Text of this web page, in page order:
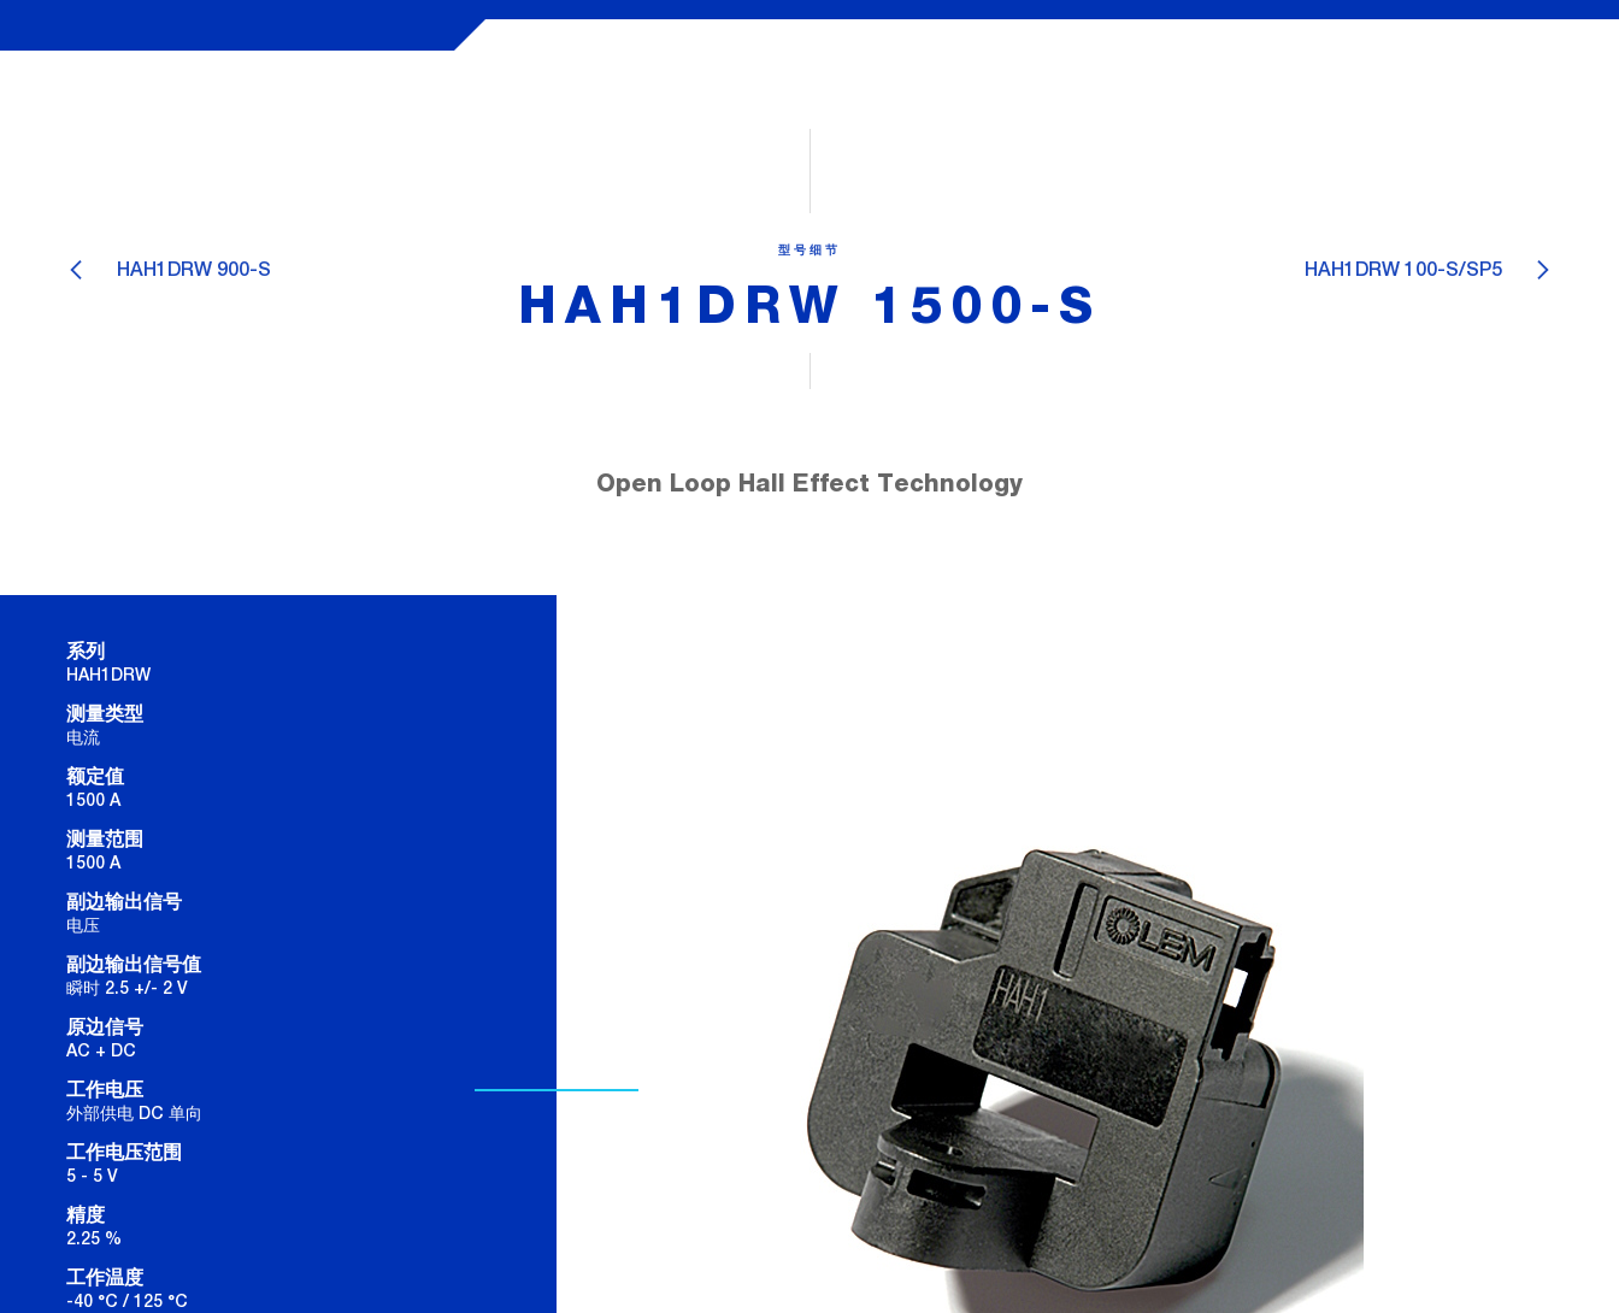
HAH1DRW 900-S HAH1DRW 100-S/SP5
型号细节
HAH1DRW 1500-S
Open Loop Hall Effect Technology
系列
HAH1DRW
测量类型
电流
额定值
1500 A
测量范围
1500 A
副边输出信号
电压
副边输出信号值
瞬时 2.5 +/- 2 V
原边信号
AC + DC
工作电压
外部供电 DC 单向
工作电压范围
5 - 5 V
精度
2.25 %
工作温度
-40 °C / 125 °C